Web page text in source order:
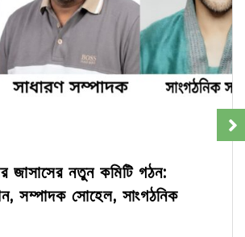
জাসাসের নতুন কমিটি গঠন:
সম্পাদক সোহেল, সাংগঠনিক